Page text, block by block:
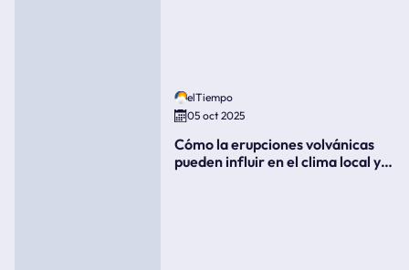
elTiempo
05 oct 2025
Cómo la erupciones volvánicas
pueden influir en el clima local y